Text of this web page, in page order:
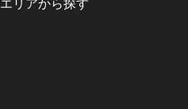
エリアから探す